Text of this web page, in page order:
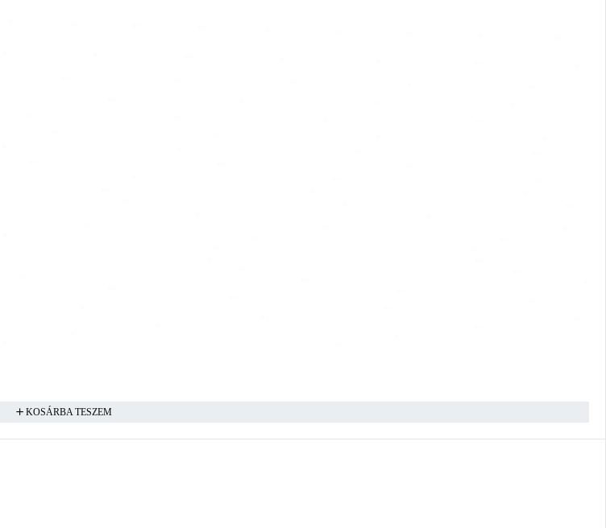
KOSÁRBA TESZEM